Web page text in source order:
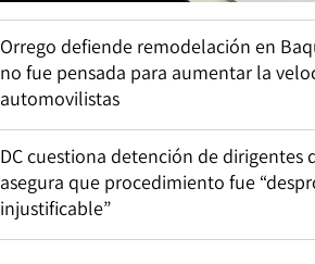
Orrego defiende remodelación en
no fue pensada para aumentar la
automovilistas
DC cuestiona detención de dirigentes
asegura que procedimiento fue
injustificable”